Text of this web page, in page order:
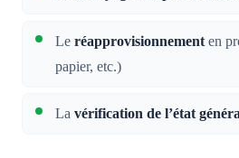
Le réapprovisionnementen
papier, etc.)
La vérification de l’état